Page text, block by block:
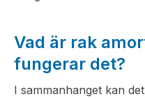
Vad är rak
fungerar det?
I sammanhanget kan